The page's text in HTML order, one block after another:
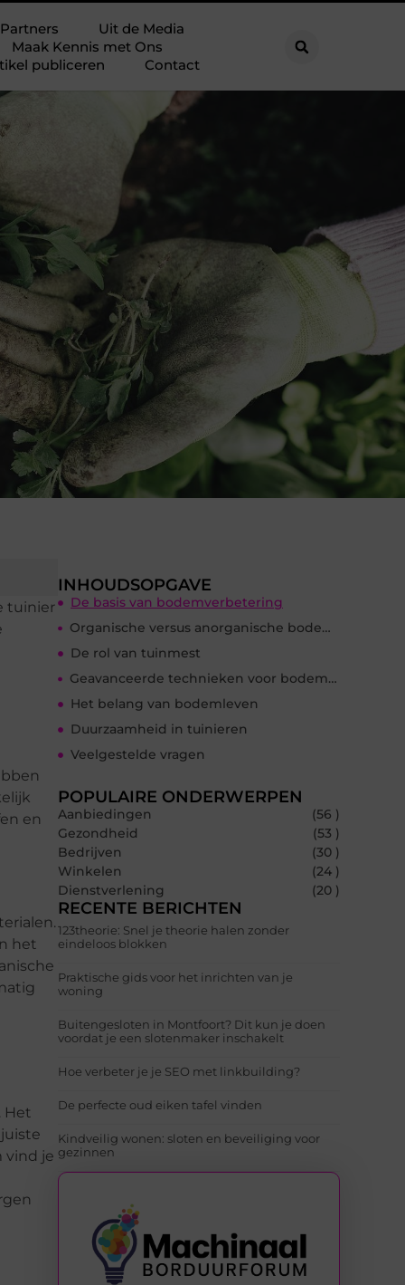
Partners
Uit de Media
Maak Kennis met Ons
publiceren
Contact
tuinier
en
het
Het
vind je
INHOUDSOPGAVE
De basis van bodemverbetering
Organische versus anorganische bodemverbeteraars
De rol van tuinmest
Geavanceerde technieken voor bodemverbetering
Het belang van bodemleven
Duurzaamheid in tuinieren
Veelgestelde vragen
POPULAIRE ONDERWERPEN
Aanbiedingen
(56 )
Gezondheid
(53 )
Bedrijven
(30 )
Winkelen
(24 )
Dienstverlening
(20 )
RECENTE BERICHTEN
123theorie: Snel je theorie halen zonder
eindeloos blokken
Praktische gids voor het inrichten van je
woning
Buitengesloten in Montfoort? Dit kun je doen
voordat je een slotenmaker inschakelt
Hoe verbeter je je SEO met linkbuilding?
De perfecte oud eiken tafel vinden
Kindveilig wonen: sloten en beveiliging voor
gezinnen